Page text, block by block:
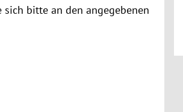
bitte an den angegebenen